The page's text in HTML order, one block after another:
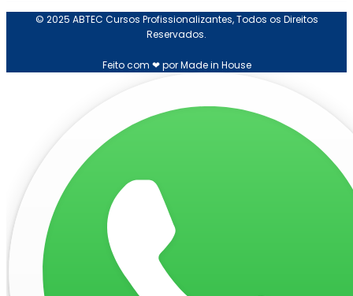
© 2025 ABTEC Cursos Profissionalizantes, Todos os Direitos
Reservados.
Feito com ❤ por Made in House